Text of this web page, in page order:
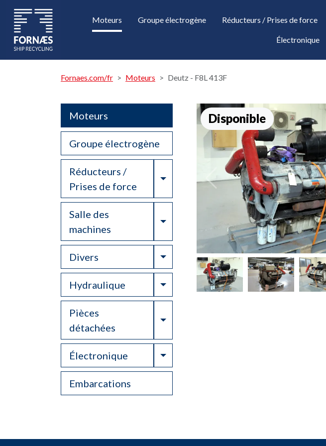
Moteurs Groupe électrogène Réducteurs / Prises de force
Électronique
Fornaes.com/fr Moteurs Deutz - F8L 413F
Moteurs
Groupe électrogène
Réducteurs /
Prises de force
Toggle Dropdown
Salle des
machines
Toggle Dropdown
Divers Toggle Dropdown
Hydraulique Toggle Dropdown
Pièces
détachées
Toggle Dropdown
Électronique Toggle Dropdown
Embarcations
Disponible